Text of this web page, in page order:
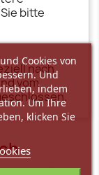
bitte
nach
vom
Cookies von
Und
indem
Um Ihre
klicken Sie